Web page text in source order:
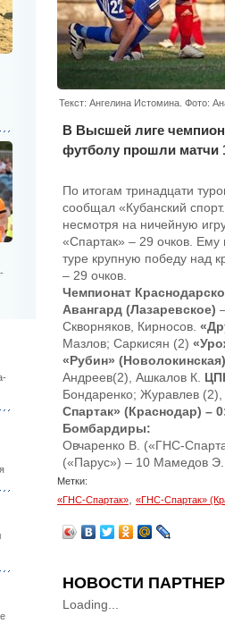
Текст: Ангелина Истомина. Фото:
В Высшей лиге
футболу прошли матчи
По итогам тринадцати
сообщал «Кубанский
несмотря на ничейную
«Спартак» – 29 очков.
туре крупную победу над
– 29 очков.
Чемпионат
Авангард (Лазаревское)
Скворняков, Кирносов.
Мазлов; Саркисян (2)
«Рубин»
Андреев(2), Ашкалов К.
Бондаренко; Журавлев (2),
Спартак» (Краснодар) –
Бомбардиры:
Овчаренко В. («ГНС-
(«Парус») – 10 Мамедов
Метки:
«ГНС-Спартак»
«ГНС-Спартак»
НОВОСТИ
Loading...